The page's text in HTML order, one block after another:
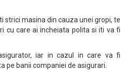
strici masina din cauza unei gropi, te
cu care ai incheiata polita si iti va fi
iar in cazul in care va fi
pe banii companiei de asigurari.